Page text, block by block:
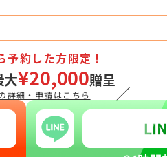
予約した方限定！
大¥20,000贈呈
詳細・申請はこちら ／